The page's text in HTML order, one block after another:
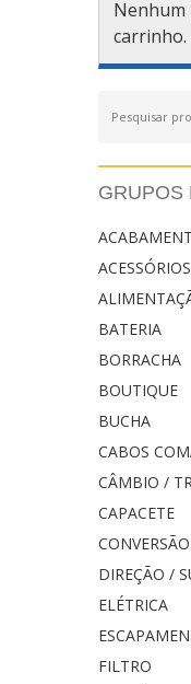
carrinho.
por:
GRUPOS
ACESSÓRIOS
BATERIA
BORRACHA
BOUTIQUE
BUCHA
CABOS
CÂMBIO /
CAPACETE
CONVERSÃO
DIREÇÃO /
ELÉTRICA
FILTRO